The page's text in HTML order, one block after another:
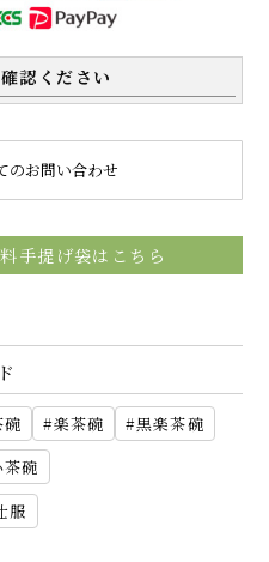
認ください
のお問い合わせ
手提げ袋はこちら
碗 楽茶碗
黒楽茶碗
茶碗
服